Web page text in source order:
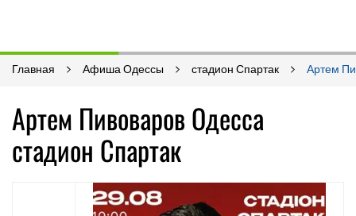
Главная Афиша Одессы стадион Спартак Артем
Артем Пивоваров Одесса
стадион Спартак